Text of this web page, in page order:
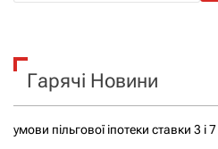
к
Гарячі Новини
умови пільгової іпотеки ставки 3 і 7